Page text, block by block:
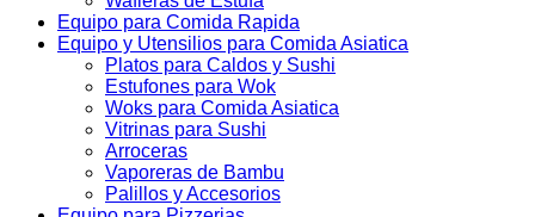
Equipo para Comida Rapida
Equipo y Utensilios para Comida Asiatica
Platos para Caldos y Sushi
Estufones para Wok
Woks para Comida Asiatica
Vitrinas para Sushi
Arroceras
Vaporeras de Bambu
Palillos y Accesorios